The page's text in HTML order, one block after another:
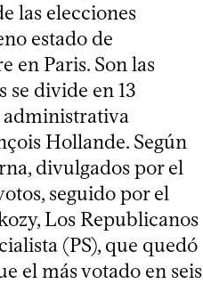
las elecciones
estado de
en Paris. Son las
se divide en 13
administrativa
Hollande. Según
divulgados por el
seguido por el
Los Republicanos
(PS), que quedó
el más votado en seis